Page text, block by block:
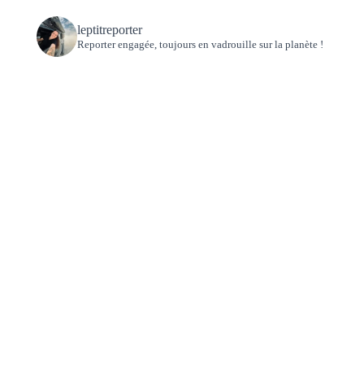
leptitreporter
Reporter engagée, toujours en vadrouille sur la planète !